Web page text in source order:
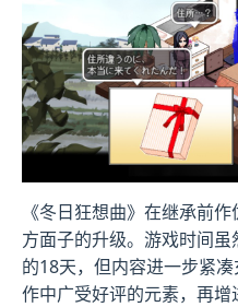
《冬日狂想曲》在继承前
方面子的升级。游戏时间
的18天，但内容进一步紧
作中广受好评的元素，再